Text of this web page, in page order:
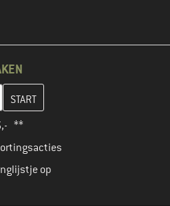
in de volgende stap je
**
op